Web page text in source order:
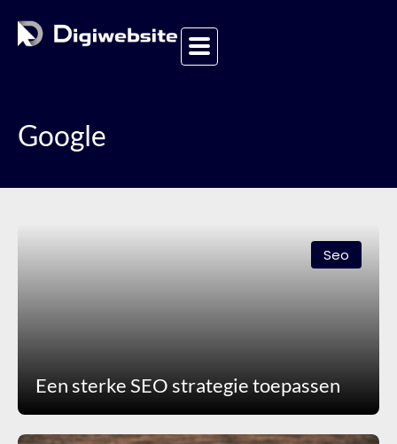
Google
Seo
Een sterke SEO strategie toepassen